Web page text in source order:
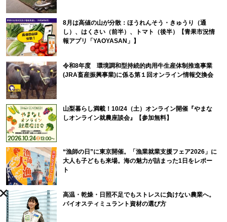
8月は高値の山が分散：ほうれんそう・きゅうり（通
し）、はくさい（前半）、トマト（後半）【青果市況情
報アプリ「YAOYASAN」】
令和8年度 環境調和型持続的肉用牛生産体制推進事業
(JRA畜産振興事業)に係る第１回オンライン情報交換会
山梨暮らし満載！10/24（土）オンライン開催『やまな
しオンライン就農座談会』【参加無料】
“漁師の日”に東京開催。「漁業就業支援フェア2026」に
大人も子どもも来場。海の魅力が詰まった1日をレポー
ト
高温・乾燥・日照不足でもストレスに負けない農業へ。
バイオスティミュラント資材の選び方